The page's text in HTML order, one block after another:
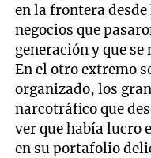
en la frontera
negocios que
generación y que
En el otro extremo
organizado, los
narcotráfico que
ver que había lucro
en su portafolio